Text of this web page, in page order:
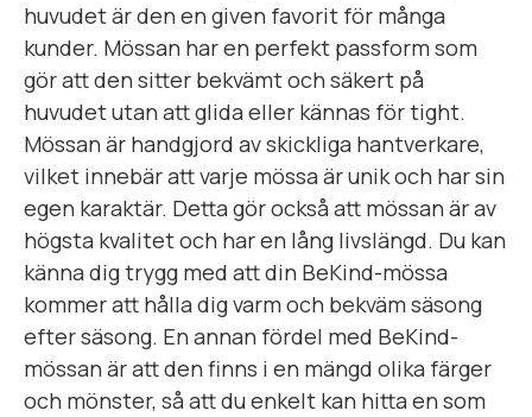
huvudet är den en given favorit för många
kunder. Mössan har en perfekt passform som
gör att den sitter bekvämt och säkert på
huvudet utan att glida eller kännas för tight.
Mössan är handgjord av skickliga hantverkare,
vilket innebär att varje mössa är unik och har sin
egen karaktär. Detta gör också att mössan är av
högsta kvalitet och har en lång livslängd. Du kan
känna dig trygg med att din BeKind-mössa
kommer att hålla dig varm och bekväm säsong
efter säsong. En annan fördel med BeKind-
mössan är att den finns i en mängd olika färger
och mönster, så att du enkelt kan hitta en som